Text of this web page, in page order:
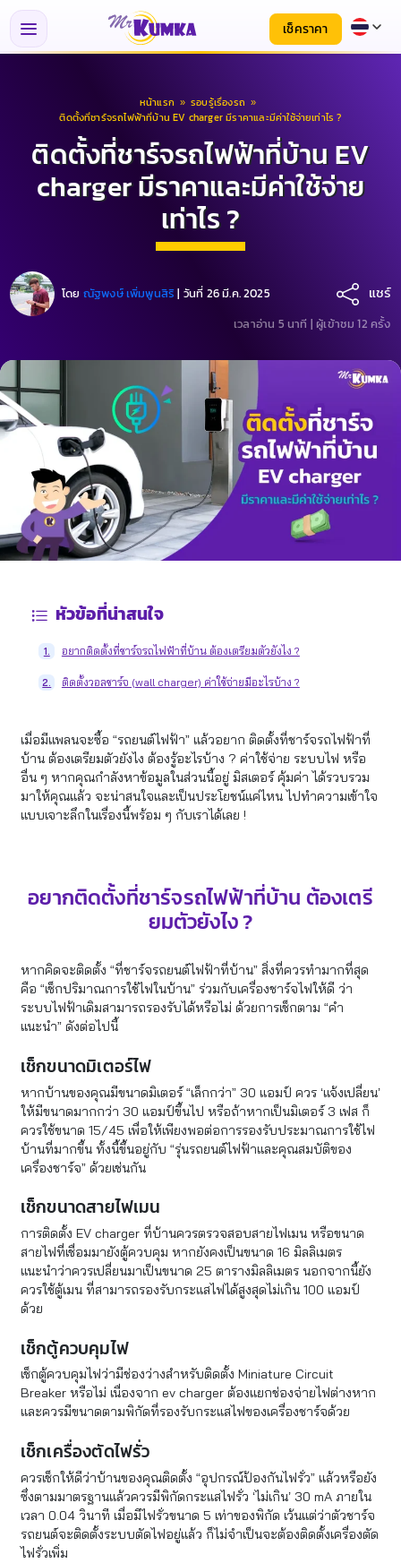
เช็คราคา
หน้าแรก » รอบรู้เรื่องรถ »
ติดตั้งที่ชาร์จรถไฟฟ้าที่บ้าน EV charger มีราคาและมีค่าใช้จ่ายเท่าไร ?
ติดตั้งที่ชาร์จรถไฟฟ้าที่บ้าน EV
charger มีราคาและมีค่าใช้จ่าย
เท่าไร ?
โดย ณัฐพงษ์ เพิ่มพูนสิริ| วันที่ 26 มี.ค. 2025 แชร์
เวลาอ่าน 5 นาที | ผู้เข้าชม 12 ครั้ง
หัวข้อที่น่าสนใจ
1. อยากติดตั้งที่ชาร์จรถไฟฟ้าที่บ้าน ต้องเตรียมตัวยังไง ?
2. ติดตั้งวอลชาร์จ (wall charger) ค่าใช้จ่ายมีอะไรบ้าง ?
เมื่อมีแพลนจะซื้อ “รถยนต์ไฟฟ้า” แล้วอยาก ติดตั้งที่ชาร์จรถไฟฟ้าที่
บ้าน ต้องเตรียมตัวยังไง ต้องรู้อะไรบ้าง ? ค่าใช้จ่าย ระบบไฟ หรือ
อื่น ๆ หากคุณกำลังหาข้อมูลในส่วนนี้อยู่ มิสเตอร์ คุ้มค่า ได้รวบรวม
มาให้คุณแล้ว จะน่าสนใจและเป็นประโยชน์แค่ไหน ไปทำความเข้าใจ
แบบเจาะลึกในเรื่องนี้พร้อม ๆ กับเราได้เลย !
อยากติดตั้งที่ชาร์จรถไฟฟ้าที่บ้าน ต้องเตรี
ยมตัวยังไง ?
หากคิดจะติดตั้ง “ที่ชาร์จรถยนต์ไฟฟ้าที่บ้าน” สิ่งที่ควรทำมากที่สุด
คือ “เช็กปริมาณการใช้ไฟในบ้าน” ร่วมกับเครื่องชาร์จไฟให้ดี ว่า
ระบบไฟฟ้าเดิมสามารถรองรับได้หรือไม่ ด้วยการเช็กตาม “คำ
แนะนำ” ดังต่อไปนี้
เช็กขนาดมิเตอร์ไฟ
หากบ้านของคุณมีขนาดมิเตอร์ “เล็กกว่า” 30 แอมป์ ควร ‘แจ้งเปลี่ยน’
ให้มีขนาดมากกว่า 30 แอมป์ขึ้นไป หรือถ้าหากเป็นมิเตอร์ 3 เฟส ก็
ควรใช้ขนาด 15/45 เพื่อให้เพียงพอต่อการรองรับประมาณการใช้ไฟ
บ้านที่มากขึ้น ทั้งนี้ขึ้นอยู่กับ “รุ่นรถยนต์ไฟฟ้าและคุณสมบัติของ
เครื่องชาร์จ” ด้วยเช่นกัน
เช็กขนาดสายไฟเมน
การติดตั้ง EV charger ที่บ้านควรตรวจสอบสายไฟเมน หรือขนาด
สายไฟที่เชื่อมมายังตู้ควบคุม หากยังคงเป็นขนาด 16 มิลลิเมตร
แนะนำว่าควรเปลี่ยนมาเป็นขนาด 25 ตารางมิลลิเมตร นอกจากนี้ยัง
ควรใช้ตู้เมน ที่สามารถรองรับกระแสไฟได้สูงสุดไม่เกิน 100 แอมป์
ด้วย
เช็กตู้ควบคุมไฟ
เช็กตู้ควบคุมไฟว่ามีช่องว่างสำหรับติดตั้ง Miniature Circuit
Breaker หรือไม่ เนื่องจาก ev charger ต้องแยกช่องจ่ายไฟต่างหาก
และควรมีขนาดตามพิกัดที่รองรับกระแสไฟของเครื่องชาร์จด้วย
เช็กเครื่องตัดไฟรั่ว
ควรเช็กให้ดีว่าบ้านของคุณติดตั้ง “อุปกรณ์ป้องกันไฟรั่ว” แล้วหรือยัง
ซึ่งตามมาตรฐานแล้วควรมีพิกัดกระแสไฟรั่ว ‘ไม่เกิน’ 30 mA ภายใน
เวลา 0.04 วินาที เมื่อมีไฟรั่วขนาด 5 เท่าของพิกัด เว้นแต่ว่าตัวชาร์จ
รถยนต์จะติดตั้งระบบตัดไฟอยู่แล้ว ก็ไม่จำเป็นจะต้องติดตั้งเครื่องตัด
ไฟรั่วเพิ่ม